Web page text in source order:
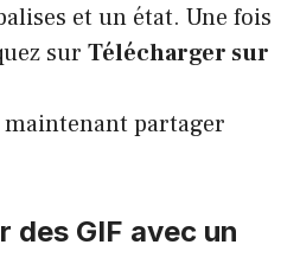
et un état. Une fois
sur Télécharger sur
maintenant partager
des GIF avec un